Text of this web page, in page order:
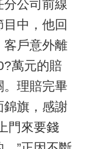
公司前線
中，他回
客戶意外離
萬元的賠
。理賠完畢
錦旗，感謝
門來要錢